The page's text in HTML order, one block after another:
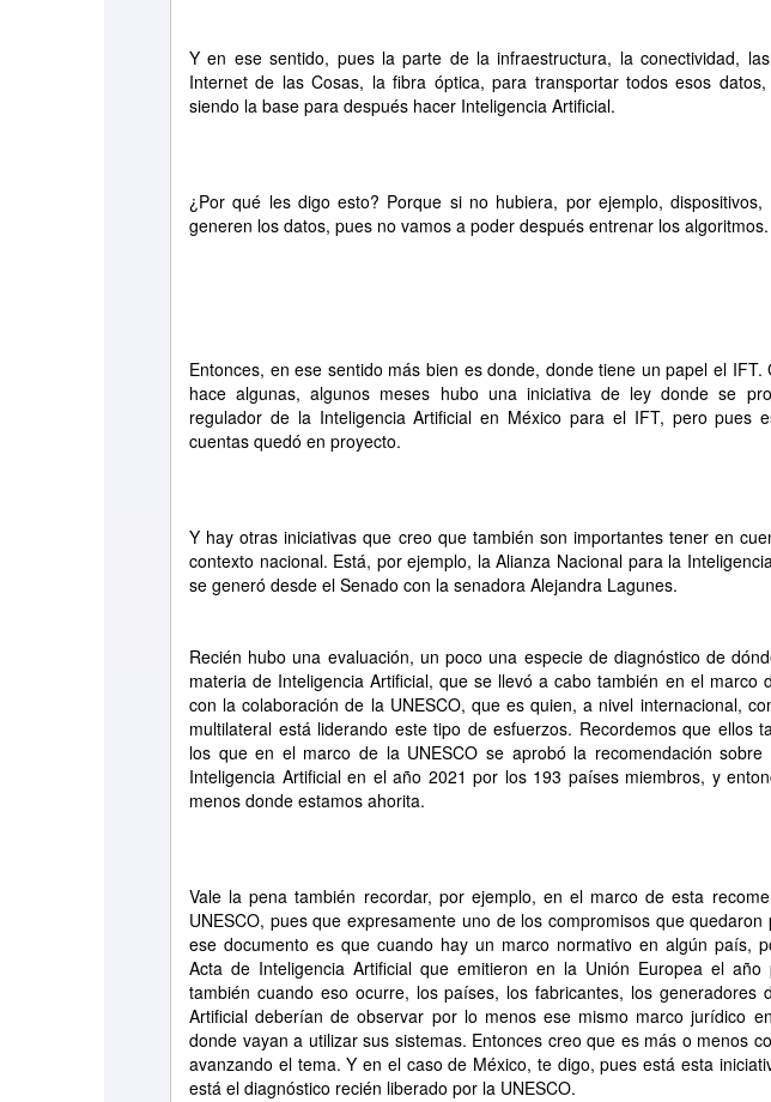
Y en ese sentido, pues la parte de la infraestructura, la conectividad,
Internet de las Cosas, la fibra óptica, para transportar todos esos
siendo la base para después hacer Inteligencia Artificial.
¿Por qué les digo esto? Porque si no hubiera, por ejemplo, dispositivos,
generen los datos, pues no vamos a poder después entrenar los algoritmos.
Entonces, en ese sentido más bien es donde, donde tiene un papel el IFT.
hace algunas, algunos meses hubo una iniciativa de ley donde se
regulador de la Inteligencia Artificial en México para el IFT, pero pues
cuentas quedó en proyecto.
Y hay otras iniciativas que creo que también son importantes tener en
contexto nacional. Está, por ejemplo, la Alianza Nacional para la
se generó desde el Senado con la senadora Alejandra Lagunes.
Recién hubo una evaluación, un poco una especie de diagnóstico de
materia de Inteligencia Artificial, que se llevó a cabo también en el marco
con la colaboración de la UNESCO, que es quien, a nivel internacional,
multilateral está liderando este tipo de esfuerzos. Recordemos que ellos
los que en el marco de la UNESCO se aprobó la recomendación
Inteligencia Artificial en el año 2021 por los 193 países miembros, y
menos donde estamos ahorita.
Vale la pena también recordar, por ejemplo, en el marco de esta
UNESCO, pues que expresamente uno de los compromisos que quedaron
ese documento es que cuando hay un marco normativo en algún país,
Acta de Inteligencia Artificial que emitieron en la Unión Europea el año
también cuando eso ocurre, los países, los fabricantes, los generadores
Artificial deberían de observar por lo menos ese mismo marco jurídico
donde vayan a utilizar sus sistemas. Entonces creo que es más o menos
avanzando el tema. Y en el caso de México, te digo, pues está esta
está el diagnóstico recién liberado por la UNESCO.